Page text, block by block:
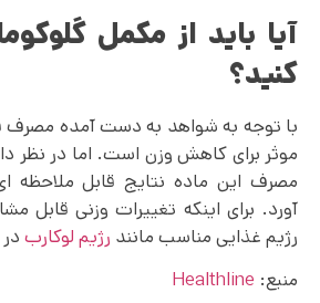
آیا باید از مکمل
کنید؟
با توجه به شواهد به دست آمده مصرف
موثر برای کاهش وزن است. اما در نظر
مصرف این ماده نتایج قابل ملاحظه
آورد. برای اینکه تغییرات وزنی قابل
رژیم غذایی مناسب مانند رژیم لوکارب
منبع: Healthline